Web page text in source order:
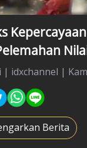
| idxchannel |
Berita